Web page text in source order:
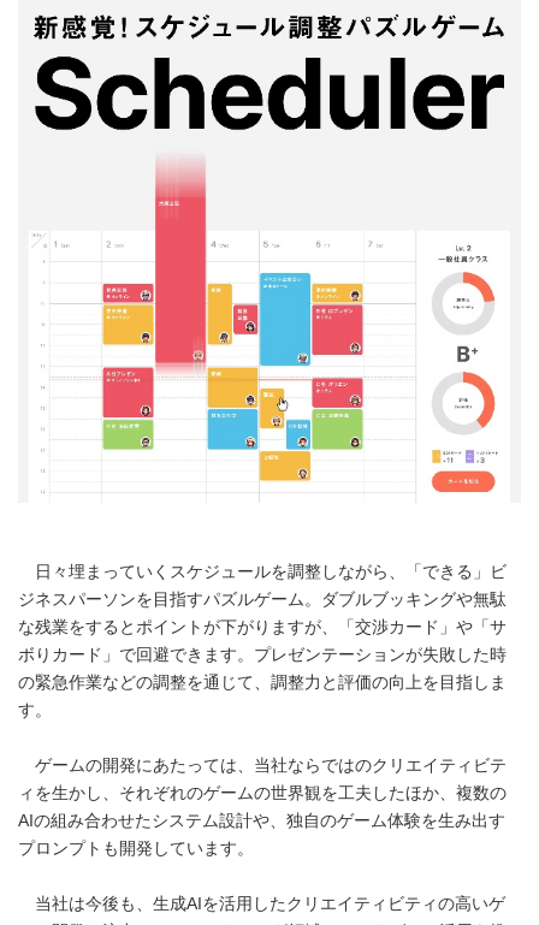
日々埋まっていくスケジュールを調整しながら、「できる」ビ
ジネスパーソンを目指すパズルゲーム。ダブルブッキングや無駄
な残業をするとポイントが下がりますが、「交渉カード」や「サ
ボりカード」で回避できます。プレゼンテーションが失敗した時
の緊急作業などの調整を通じて、調整力と評価の向上を目指しま
す。
ゲームの開発にあたっては、当社ならではのクリエイティビテ
ィを生かし、それぞれのゲームの世界観を工夫したほか、複数の
AIの組み合わせたシステム設計や、独自のゲーム体験を生み出す
プロンプトも開発しています。
当社は今後も、生成AIを活用したクリエイティビティの高いゲ